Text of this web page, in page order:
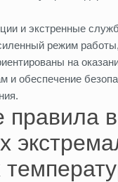
и экстренные
режим
на
и обеспечение
правила в